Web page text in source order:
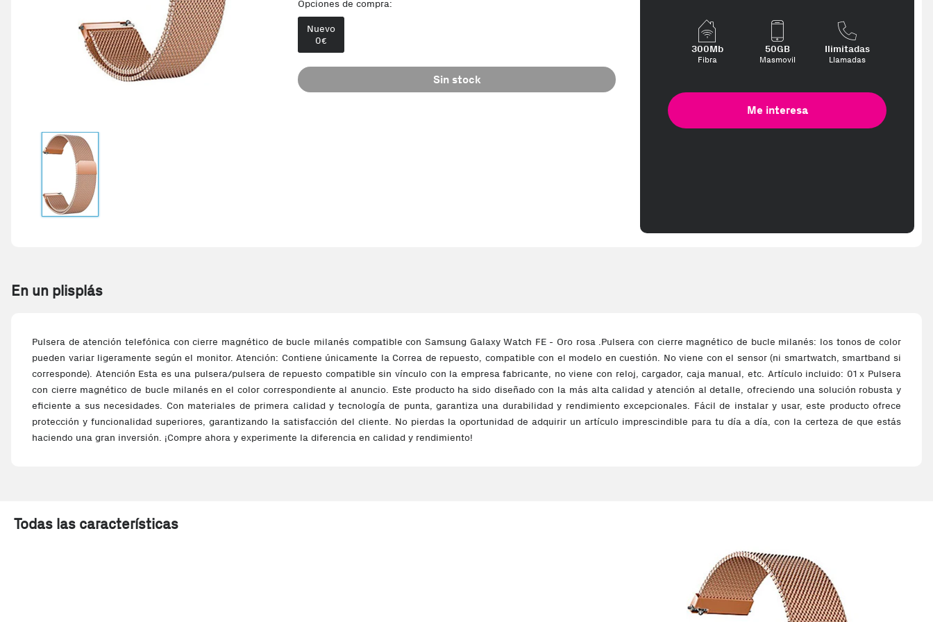
Opciones de compra:
Nuevo
0€
Sin stock
300Mb
Fibra
50GB
Masmovil
Ilimitadas
Llamadas
Me interesa
En un plisplás
Pulsera de atención telefónica con cierre magnético de bucle milanés compatible con Samsung Galaxy Watch FE - Oro rosa .Pulsera con cierre magnético de bucle milanés: los tonos de color
pueden variar ligeramente según el monitor. Atención: Contiene únicamente la Correa de repuesto, compatible con el modelo en cuestión. No viene con el sensor (ni smartwatch, smartband si
corresponde). Atención Esta es una pulsera/pulsera de repuesto compatible sin vínculo con la empresa fabricante, no viene con reloj, cargador, caja manual, etc. Artículo incluido: 01 x Pulsera
con cierre magnético de bucle milanés en el color correspondiente al anuncio. Este producto ha sido diseñado con la más alta calidad y atención al detalle, ofreciendo una solución robusta y
eficiente a sus necesidades. Con materiales de primera calidad y tecnología de punta, garantiza una durabilidad y rendimiento excepcionales. Fácil de instalar y usar, este producto ofrece
protección y funcionalidad superiores, garantizando la satisfacción del cliente. No pierdas la oportunidad de adquirir un artículo imprescindible para tu día a día, con la certeza de que estás
haciendo una gran inversión. ¡Compre ahora y experimente la diferencia en calidad y rendimiento!
Todas las características